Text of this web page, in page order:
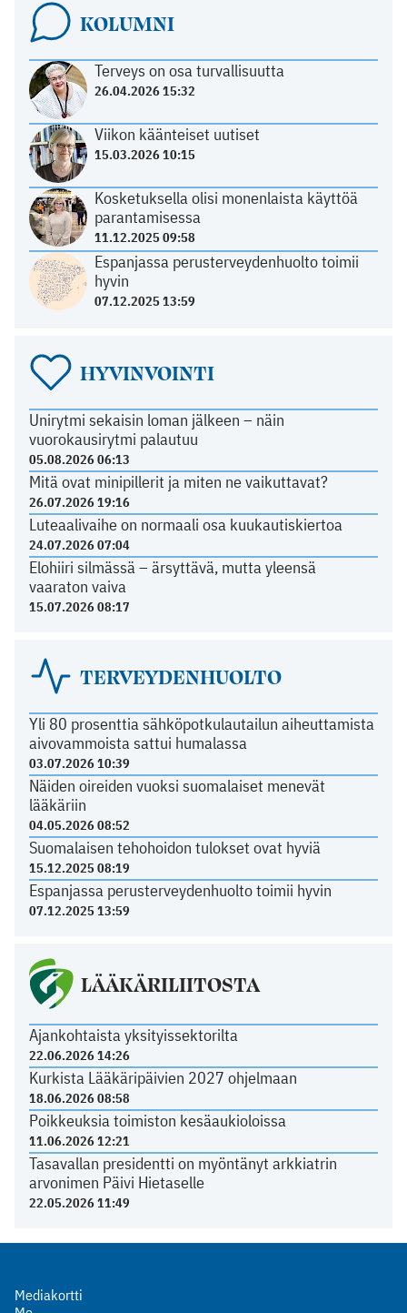
KOLUMNI
Terveys on osa turvallisuutta
26.04.2026 15:32
Viikon käänteiset uutiset
15.03.2026 10:15
Kosketuksella olisi monenlaista käyttöä
parantamisessa
11.12.2025 09:58
Espanjassa perusterveydenhuolto toimii
hyvin
07.12.2025 13:59
HYVINVOINTI
Unirytmi sekaisin loman jälkeen – näin
vuorokausirytmi palautuu
05.08.2026 06:13
Mitä ovat minipillerit ja miten ne vaikuttavat?
26.07.2026 19:16
Luteaalivaihe on normaali osa kuukautiskiertoa
24.07.2026 07:04
Elohiiri silmässä – ärsyttävä, mutta yleensä
vaaraton vaiva
15.07.2026 08:17
TERVEYDENHUOLTO
Yli 80 prosenttia sähköpotkulautailun aiheuttamista
aivovammoista sattui humalassa
03.07.2026 10:39
Näiden oireiden vuoksi suomalaiset menevät
lääkäriin
04.05.2026 08:52
Suomalaisen tehohoidon tulokset ovat hyviä
15.12.2025 08:19
Espanjassa perusterveydenhuolto toimii hyvin
07.12.2025 13:59
LÄÄKÄRILIITOSTA
Ajankohtaista yksityissektorilta
22.06.2026 14:26
Kurkista Lääkäripäivien 2027 ohjelmaan
18.06.2026 08:58
Poikkeuksia toimiston kesäaukioloissa
11.06.2026 12:21
Tasavallan presidentti on myöntänyt arkkiatrin
arvonimen Päivi Hietaselle
22.05.2026 11:49
Mediakortti